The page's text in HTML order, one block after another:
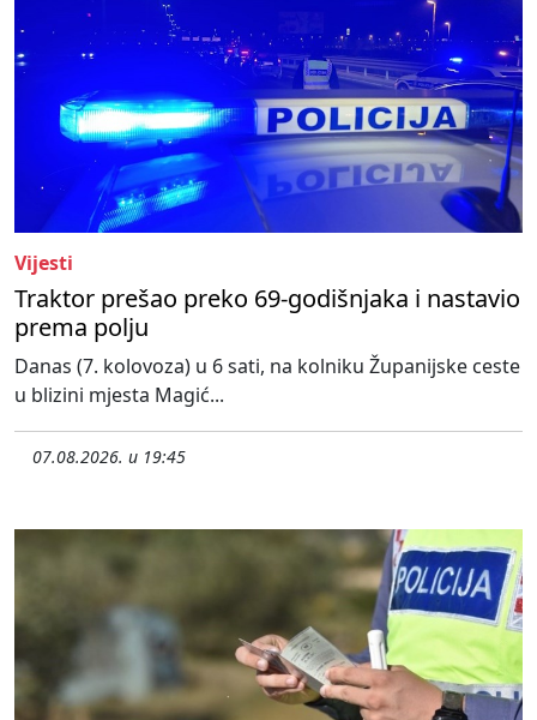
Vijesti
Traktor prešao preko 69-godišnjaka i nastavio
prema polju
Danas (7. kolovoza) u 6 sati, na kolniku Županijske ceste
u blizini mjesta Magić...
07.08.2026. u 19:45